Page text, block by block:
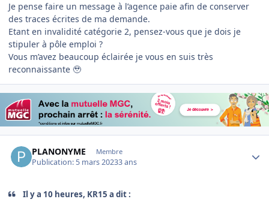
Je pense faire un message à l’agence paie afin de conserver
des traces écrites de ma demande.
Etant en invalidité catégorie 2, pensez-vous que je dois je
stipuler à pôle emploi ?
Vous m’avez beaucoup éclairée je vous en suis très
reconnaissante 🥹
PLANONYME Membre
Publication: 5 mars 20233 ans
Il y a 10 heures, KR15 a dit :